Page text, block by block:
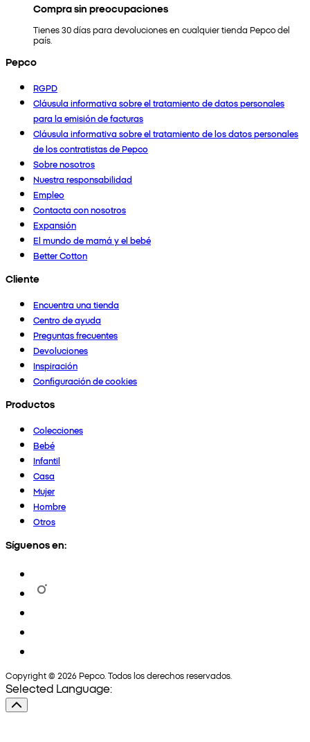
Compra sin preocupaciones
Tienes 30 días para devoluciones en cualquier tienda Pepco del
país.
Pepco
RGPD
Cláusula informativa sobre el tratamiento de datos personales
para la emisión de facturas
Cláusula informativa sobre el tratamiento de los datos personales
de los contratistas de Pepco
Sobre nosotros
Nuestra responsabilidad
Empleo
Contacta con nosotros
Expansión
El mundo de mamá y el bebé
Better Cotton
Cliente
Encuentra una tienda
Centro de ayuda
Preguntas frecuentes
Devoluciones
Inspiración
Configuración de cookies
Productos
Colecciones
Bebé
Infantil
Casa
Mujer
Hombre
Otros
Síguenos en:
Copyright © 2026 Pepco. Todos los derechos reservados.
Selected Language: